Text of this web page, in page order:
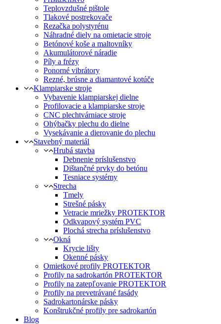
Teplovzdušné pištole
Tlakové postrekovače
Rezačka polystyrénu
Náhradné diely na omietacie stroje
Betónové koše a maltovníky
Akumulátorové náradie
Píly a frézy
Ponorné vibrátory
Rezné, brúsne a diamantové kotúče
Klampiarske stroje
Vybavenie klampiarskej dielne
Profilovacie a klampiarske stroje
CNC plechtvárniace stroje
Ohýbačky plechu do dielne
Vysekávanie a dierovanie do plechu
Stavebný materiál
Hrubá stavba
Debnenie príslušenstvo
Dištančné prvky do betónu
Tesniace systémy
Strecha
Tmely
Strešné pásky
Vetracie mriežky PROTEKTOR
Odkvapový systém PVC
Plochá strecha príslušenstvo
Okná
Krycie lišty
Okenné pásky
Omietkové profily PROTEKTOR
Profily na sadrokartón PROTEKTOR
Profily na zatepľovanie PROTEKTOR
Profily na prevetrávané fasády
Sadrokartonárske pásky
Konštrukčné profily pre sadrokartón
Blog